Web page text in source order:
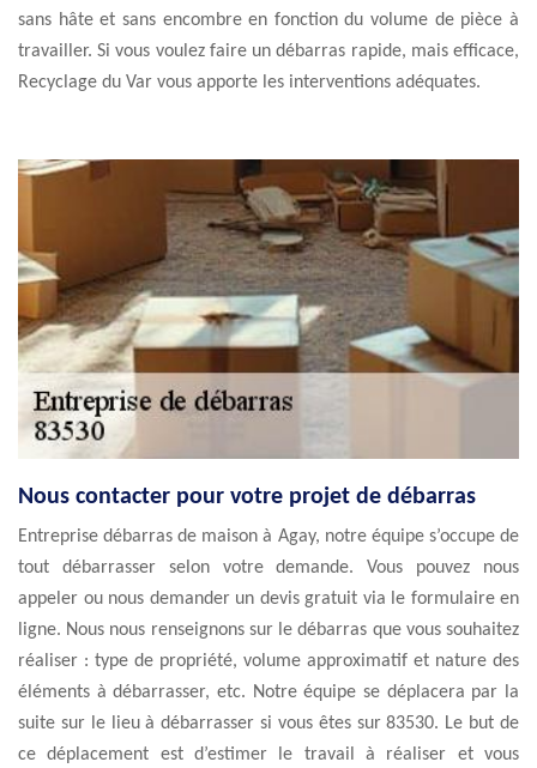
sans hâte et sans encombre en fonction du volume de pièce à
travailler. Si vous voulez faire un débarras rapide, mais efficace,
Recyclage du Var vous apporte les interventions adéquates.
Nous contacter pour votre projet de débarras
Entreprise débarras de maison à Agay, notre équipe s’occupe de
tout débarrasser selon votre demande. Vous pouvez nous
appeler ou nous demander un devis gratuit via le formulaire en
ligne. Nous nous renseignons sur le débarras que vous souhaitez
réaliser : type de propriété, volume approximatif et nature des
éléments à débarrasser, etc. Notre équipe se déplacera par la
suite sur le lieu à débarrasser si vous êtes sur 83530. Le but de
ce déplacement est d’estimer le travail à réaliser et vous